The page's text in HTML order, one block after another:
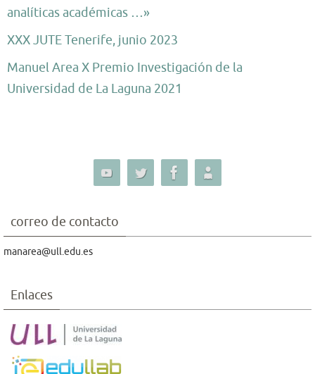
analíticas académicas …»
XXX JUTE Tenerife, junio 2023
Manuel Area X Premio Investigación de la
Universidad de La Laguna 2021
correo de contacto
manarea@ull.edu.es
Enlaces